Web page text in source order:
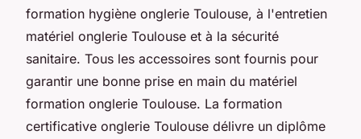
formation hygiène onglerie Toulouse, à l'entretien
matériel onglerie Toulouse et à la sécurité
sanitaire. Tous les accessoires sont fournis pour
garantir une bonne prise en main du matériel
formation onglerie Toulouse. La formation
certificative onglerie Toulouse délivre un diplôme